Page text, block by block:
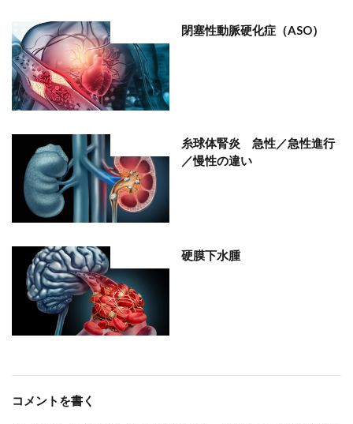
閉塞性動脈硬化症（ASO）
糸球体腎炎 急性／急性進行
／慢性の違い
硬膜下水腫
コメントを書く